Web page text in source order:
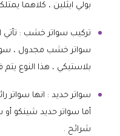
بولي ايثلين ، كلاهما
تركيب سواتر خشب : تأتي
سواتر خشب مجدول ،
بلاستيكي ، هذا النوع
سواتر حديد : انها سواتر
أما سواتر حديد شينكو
شرائح .